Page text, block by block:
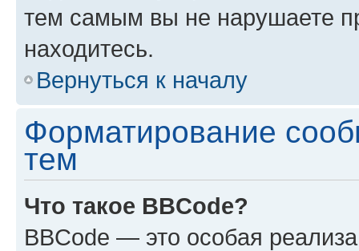
тем самым вы не нарушаете
находитесь.
Вернуться к началу
Форматирование
тем
Что такое BBCode?
BBCode — это особая